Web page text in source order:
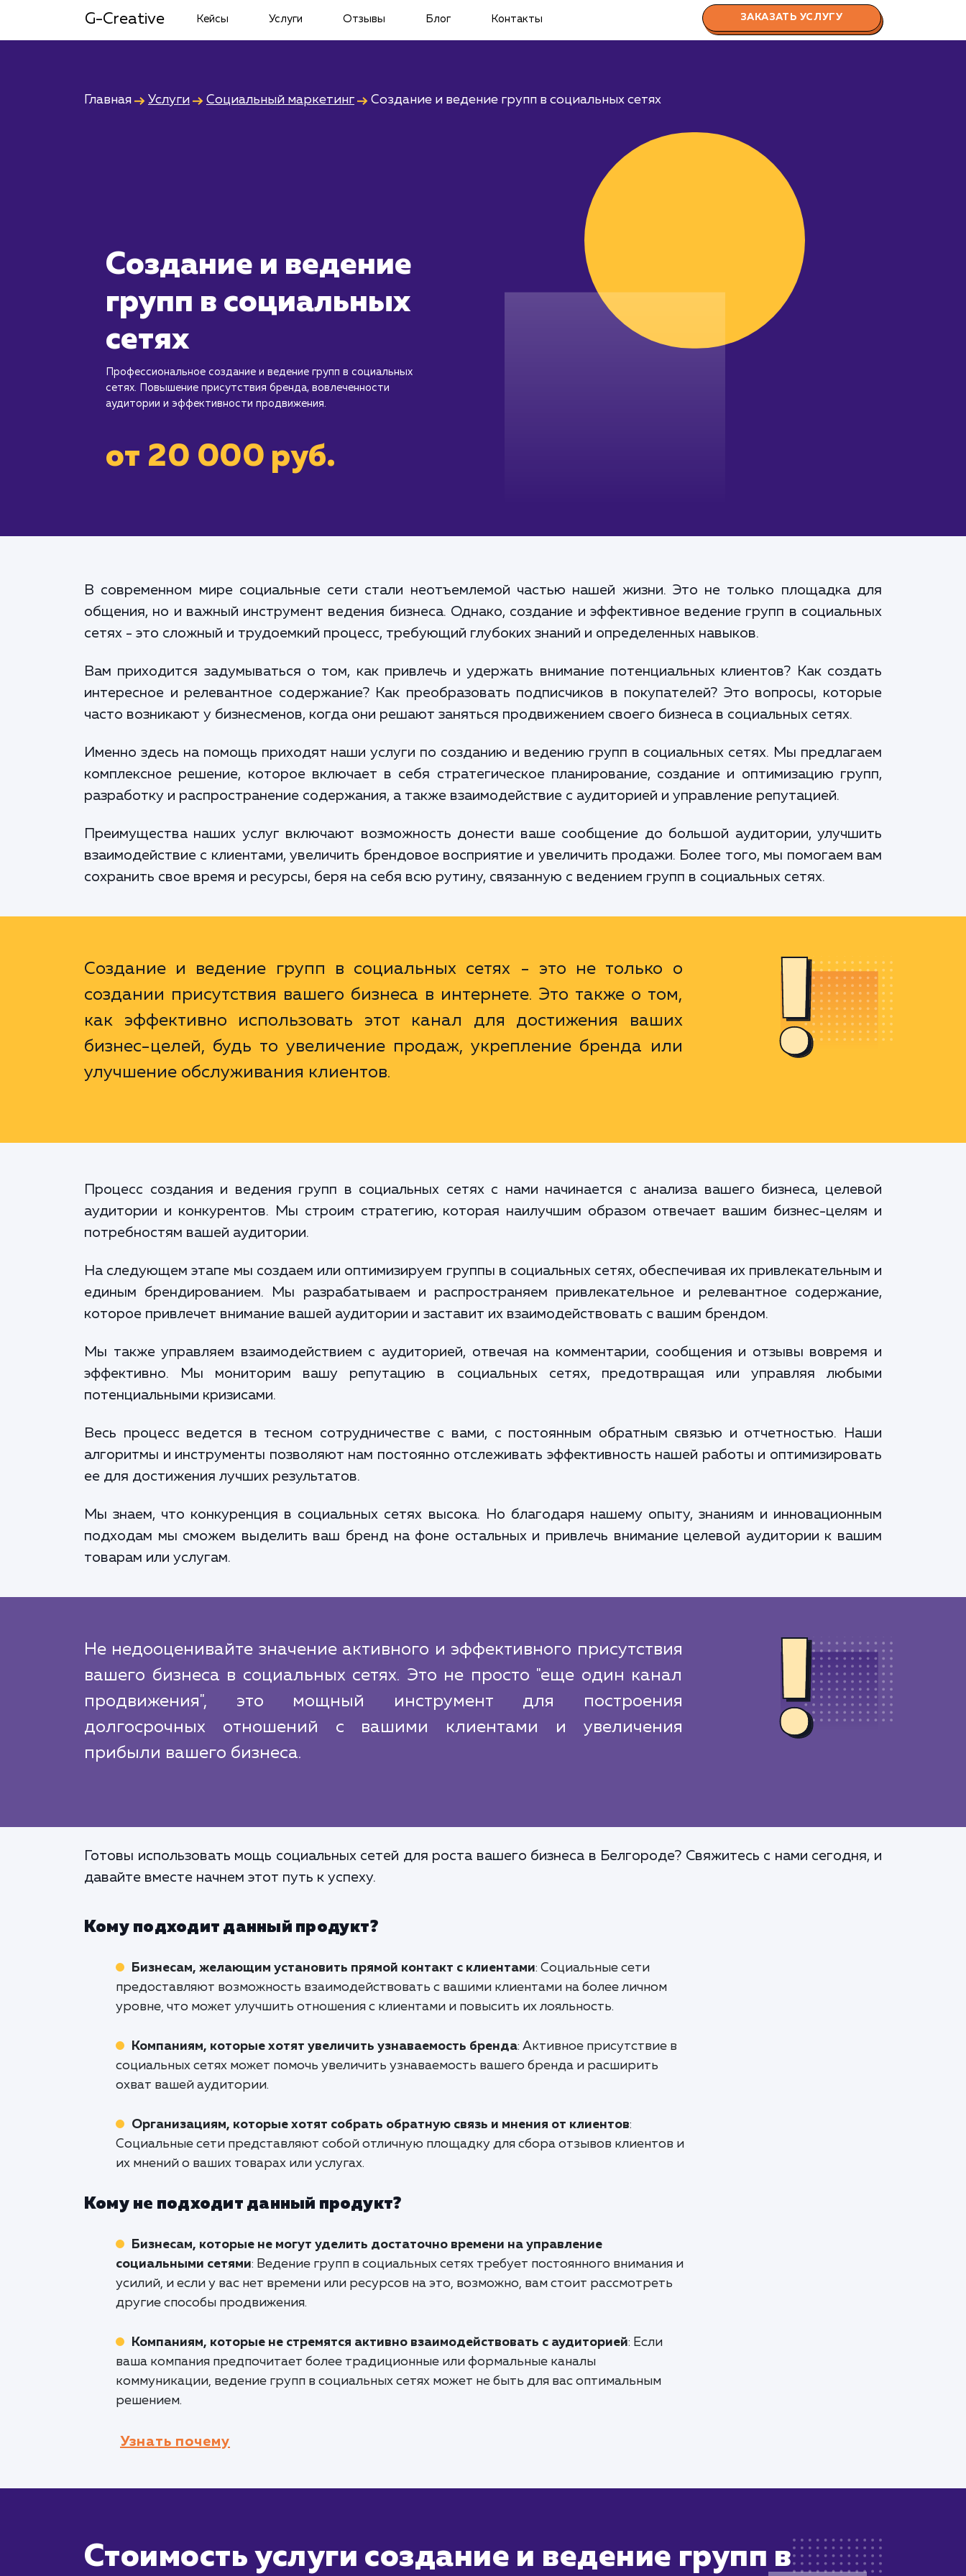
G-Creative Кейсы Услуги Отзывы Блог Контакты ЗАКАЗАТЬ УСЛУГУ
Главная Услуги Социальный маркетинг Создание и ведение групп в социальных сетях
Создание и ведение
групп в социальных
сетях
Профессиональное создание и ведение групп в социальных
сетях. Повышение присутствия бренда, вовлеченности
аудитории и эффективности продвижения.
от 20 000 руб.
В современном мире социальные сети стали неотъемлемой частью нашей жизни. Это не только площадка для
общения, но и важный инструмент ведения бизнеса. Однако, создание и эффективное ведение групп в социальных
сетях - это сложный и трудоемкий процесс, требующий глубоких знаний и определенных навыков.
Вам приходится задумываться о том, как привлечь и удержать внимание потенциальных клиентов? Как создать
интересное и релевантное содержание? Как преобразовать подписчиков в покупателей? Это вопросы, которые
часто возникают у бизнесменов, когда они решают заняться продвижением своего бизнеса в социальных сетях.
Именно здесь на помощь приходят наши услуги по созданию и ведению групп в социальных сетях. Мы предлагаем
комплексное решение, которое включает в себя стратегическое планирование, создание и оптимизацию групп,
разработку и распространение содержания, а также взаимодействие с аудиторией и управление репутацией.
Преимущества наших услуг включают возможность донести ваше сообщение до большой аудитории, улучшить
взаимодействие с клиентами, увеличить брендовое восприятие и увеличить продажи. Более того, мы помогаем вам
сохранить свое время и ресурсы, беря на себя всю рутину, связанную с ведением групп в социальных сетях.
Создание и ведение групп в социальных сетях - это не только о
создании присутствия вашего бизнеса в интернете. Это также о том,
как эффективно использовать этот канал для достижения ваших
бизнес-целей, будь то увеличение продаж, укрепление бренда или
улучшение обслуживания клиентов.
Процесс создания и ведения групп в социальных сетях с нами начинается с анализа вашего бизнеса, целевой
аудитории и конкурентов. Мы строим стратегию, которая наилучшим образом отвечает вашим бизнес-целям и
потребностям вашей аудитории.
На следующем этапе мы создаем или оптимизируем группы в социальных сетях, обеспечивая их привлекательным и
единым брендированием. Мы разрабатываем и распространяем привлекательное и релевантное содержание,
которое привлечет внимание вашей аудитории и заставит их взаимодействовать с вашим брендом.
Мы также управляем взаимодействием с аудиторией, отвечая на комментарии, сообщения и отзывы вовремя и
эффективно. Мы мониторим вашу репутацию в социальных сетях, предотвращая или управляя любыми
потенциальными кризисами.
Весь процесс ведется в тесном сотрудничестве с вами, с постоянным обратным связью и отчетностью. Наши
алгоритмы и инструменты позволяют нам постоянно отслеживать эффективность нашей работы и оптимизировать
ее для достижения лучших результатов.
Мы знаем, что конкуренция в социальных сетях высока. Но благодаря нашему опыту, знаниям и инновационным
подходам мы сможем выделить ваш бренд на фоне остальных и привлечь внимание целевой аудитории к вашим
товарам или услугам.
Не недооценивайте значение активного и эффективного присутствия
вашего бизнеса в социальных сетях. Это не просто "еще один канал
продвижения", это мощный инструмент для построения
долгосрочных отношений с вашими клиентами и увеличения
прибыли вашего бизнеса.
Готовы использовать мощь социальных сетей для роста вашего бизнеса в Белгороде? Свяжитесь с нами сегодня, и
давайте вместе начнем этот путь к успеху.
Кому подходит данный продукт?
Бизнесам, желающим установить прямой контакт с клиентами: Социальные сети
предоставляют возможность взаимодействовать с вашими клиентами на более личном
уровне, что может улучшить отношения с клиентами и повысить их лояльность.
Компаниям, которые хотят увеличить узнаваемость бренда: Активное присутствие в
социальных сетях может помочь увеличить узнаваемость вашего бренда и расширить
охват вашей аудитории.
Организациям, которые хотят собрать обратную связь и мнения от клиентов:
Социальные сети представляют собой отличную площадку для сбора отзывов клиентов и
их мнений о ваших товарах или услугах.
Кому не подходит данный продукт?
Бизнесам, которые не могут уделить достаточно времени на управление
социальными сетями: Ведение групп в социальных сетях требует постоянного внимания и
усилий, и если у вас нет времени или ресурсов на это, возможно, вам стоит рассмотреть
другие способы продвижения.
Компаниям, которые не стремятся активно взаимодействовать с аудиторией: Если
ваша компания предпочитает более традиционные или формальные каналы
коммуникации, ведение групп в социальных сетях может не быть для вас оптимальным
решением.
Узнать почему
Стоимость услуги создание и ведение групп в